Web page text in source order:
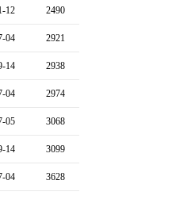
12 2490
04 2921
14 2938
04 2974
05 3068
14 3099
04 3628